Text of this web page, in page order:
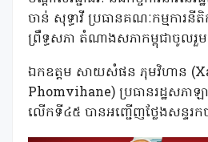
ចាន់ សុទ្ធាវី ប្រធានគណៈកម្មការនី
ព្រឹទ្ធសភា តំណាងសភាកម្ពុជាចូលរួម
ឯកឧត្តម សាយសំផន ភុមវិហាន
Phomvihane) ប្រធានរដ្ឋសភាឡ
លើកទី៤៥ បានអញ្ជើញថ្លែងសន្ទរក